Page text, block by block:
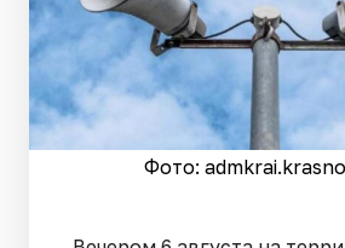
Фото: